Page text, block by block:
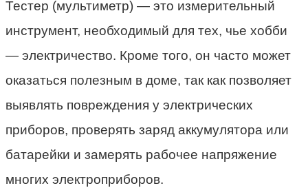
Тестер (мультиметр) — это измерительный
инструмент, необходимый для тех, чье хобби
— электричество. Кроме того, он часто может
оказаться полезным в доме, так как позволяет
выявлять повреждения у электрических
приборов, проверять заряд аккумулятора или
батарейки и замерять рабочее напряжение
многих электроприборов.